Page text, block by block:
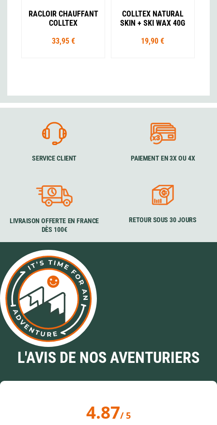
RACLOIR CHAUFFANT
COLLTEX
33,95 €
COLLTEX NATURAL
SKIN + SKI WAX 40G
19,90 €
SERVICE CLIENT PAIEMENT EN 3X OU 4X
LIVRAISON OFFERTE EN FRANCE
DÈS 100€
RETOUR SOUS 30 JOURS
L'AVIS DE NOS AVENTURIERS
4.87/ 5